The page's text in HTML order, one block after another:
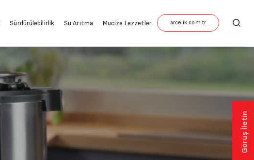
Sürdürülebilirlik Su Arıtma Mucize Lezzetler
Görüş İletin